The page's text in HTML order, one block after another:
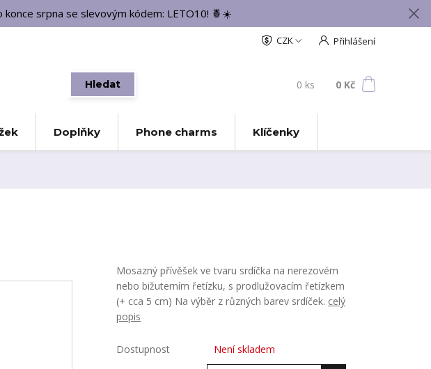
srpna se slevovým kódem: LETO10! 🍍☀️
CZK Přihlášení
Hledat 0 ks 0 Kč
Doplňky Phone charms Klíčenky
Mosazný přívěšek ve tvaru srdíčka na nerezovém
nebo bižuterním řetízku, s prodlužovacím řetízkem
(+ cca 5 cm) Na výběr z různých barev srdíček. celý
popis
Dostupnost Není skladem